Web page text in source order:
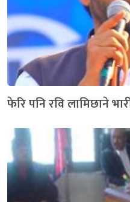
फेरि पनि रवि लामिछाने